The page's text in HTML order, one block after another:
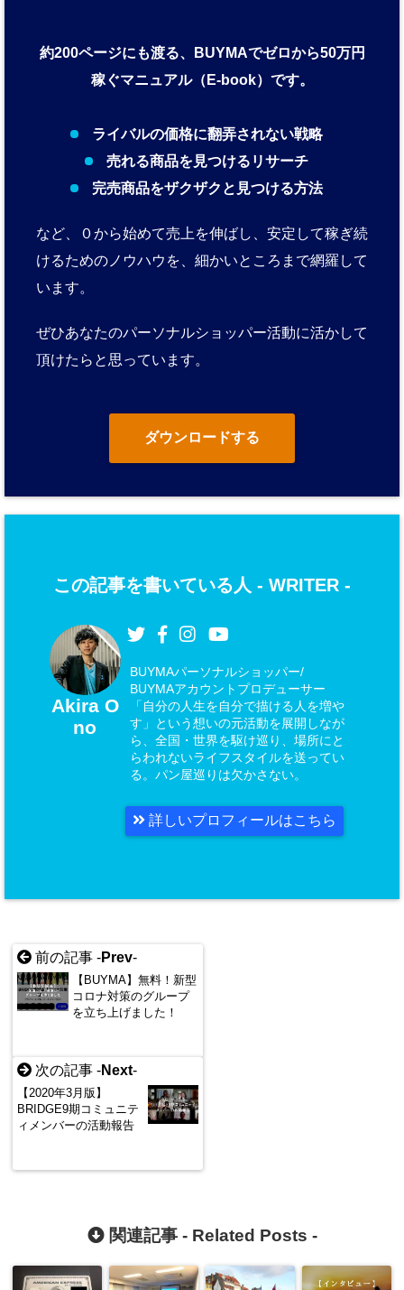
約200ページにも渡る、BUYMAでゼロから50万円
稼ぐマニュアル（E-book）です。
ライバルの価格に翻弄されない戦略
売れる商品を見つけるリサーチ
完売商品をザクザクと見つける方法
など、０から始めて売上を伸ばし、安定して稼ぎ続
けるためのノウハウを、細かいところまで網羅して
います。
ぜひあなたのパーソナルショッパー活動に活かして
頂けたらと思っています。
ダウンロードする
この記事を書いている人 - WRITER -
Akira O
no
BUYMAパーソナルショッパー/
BUYMAアカウントプロデューサー
「自分の人生を自分で描ける人を増や
す」という想いの元活動を展開しなが
ら、全国・世界を駆け巡り、場所にと
らわれないライフスタイルを送ってい
る。パン屋巡りは欠かさない。
詳しいプロフィールはこちら
前の記事 -Prev-
【BUYMA】無料！新型
コロナ対策のグループ
を立ち上げました！
次の記事 -Next-
【2020年3月版】
BRIDGE9期コミュニテ
ィメンバーの活動報告
関連記事 - Related Posts -